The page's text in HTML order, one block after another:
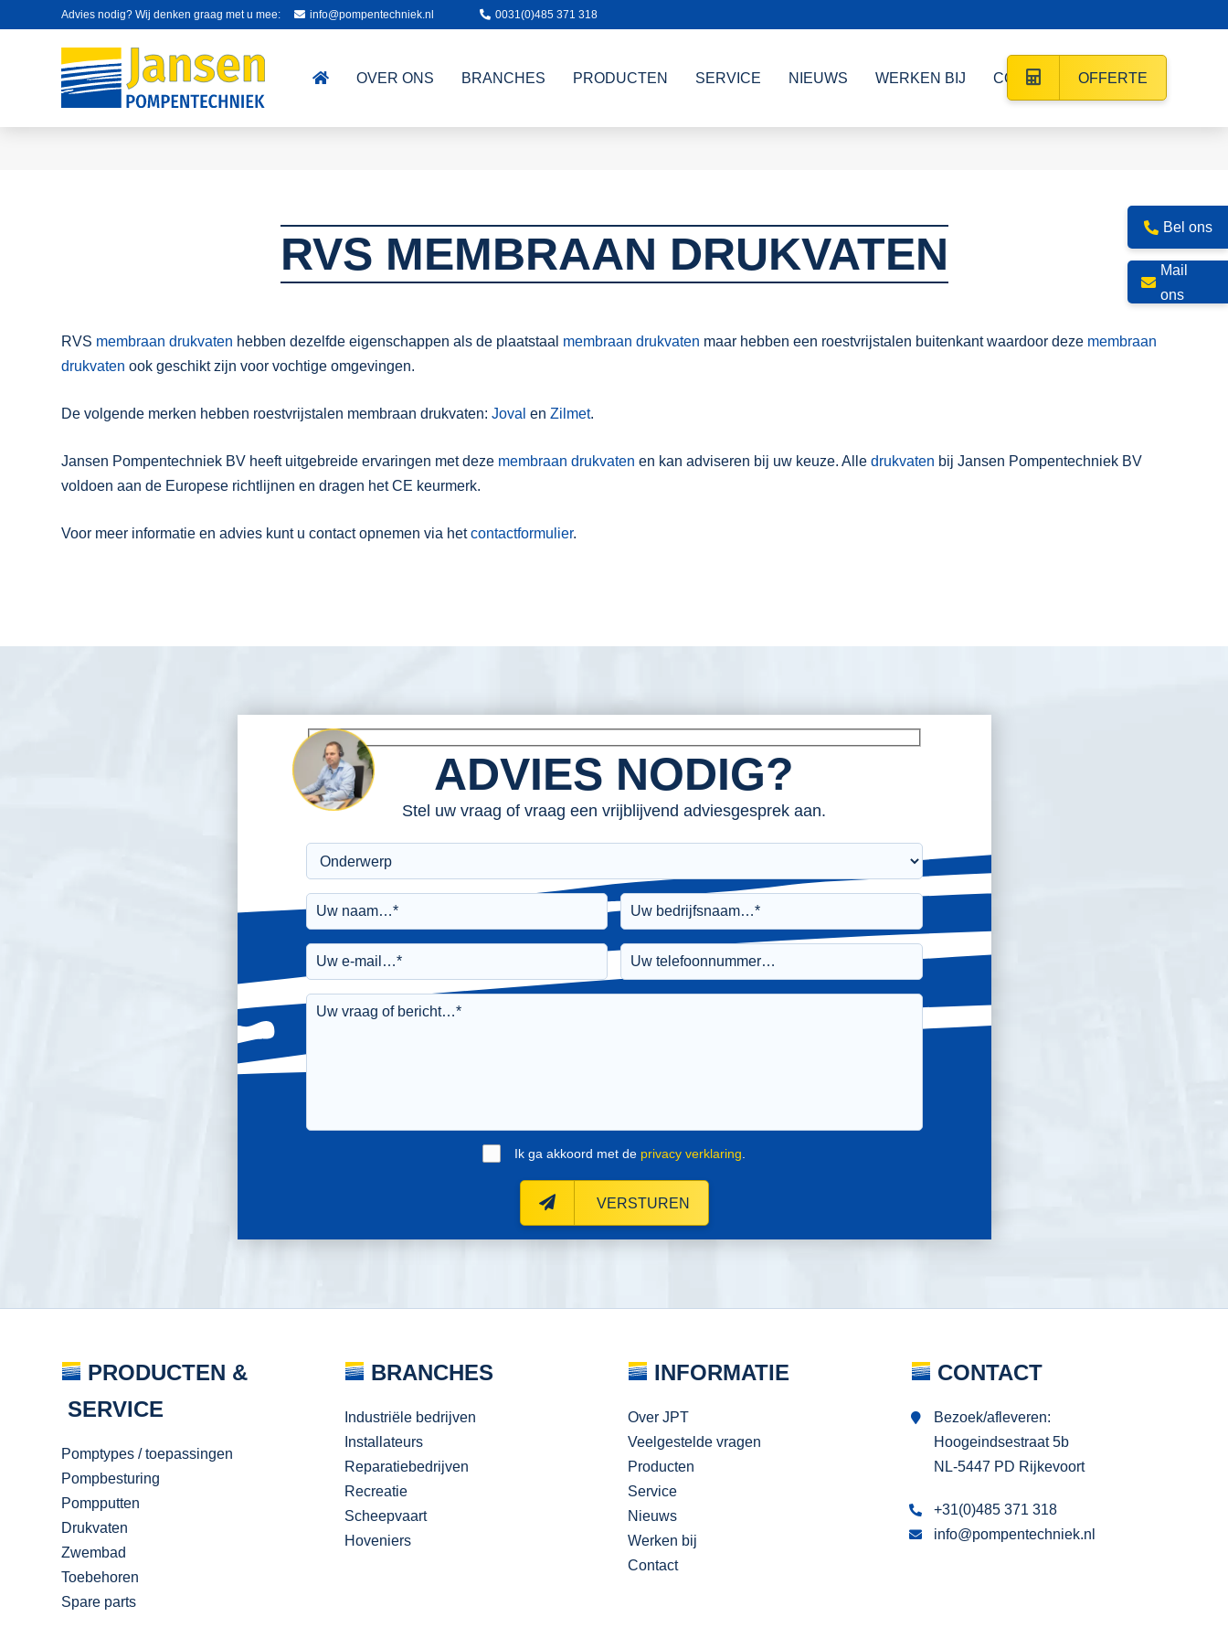
Advies nodig? Wij denken graag met u mee: info@pompentechniek.nl 0031(0)485 371 318
OVER ONS BRANCHES PRODUCTEN SERVICE NIEUWS WERKEN BIJ CONTACT OFFERTE
RVS MEMBRAAN DRUKVATEN
RVS membraan drukvaten hebben dezelfde eigenschappen als de plaatstaal membraan drukvaten maar hebben een roestvrijstalen buitenkant waardoor deze membraan
drukvaten ook geschikt zijn voor vochtige omgevingen.
De volgende merken hebben roestvrijstalen membraan drukvaten: Joval en Zilmet.
Jansen Pompentechniek BV heeft uitgebreide ervaringen met deze membraan drukvaten en kan adviseren bij uw keuze. Alle drukvaten bij Jansen Pompentechniek BV
voldoen aan de Europese richtlijnen en dragen het CE keurmerk.
Voor meer informatie en advies kunt u contact opnemen via hetcontactformulier.
ADVIES NODIG?
Stel uw vraag of vraag een vrijblijvend adviesgesprek aan.
Ik ga akkoord met de privacy verklaring
VERSTUREN
PRODUCTEN &
SERVICE
Pomptypes / toepassingen
Pompbesturing
Pompputten
Drukvaten
Zwembad
Toebehoren
Spare parts
BRANCHES
Industriële bedrijven
Installateurs
Reparatiebedrijven
Recreatie
Scheepvaart
Hoveniers
INFORMATIE
Over JPT
Veelgestelde vragen
Producten
Service
Nieuws
Werken bij
Contact
CONTACT
Bezoek/afleveren:
Hoogeindsestraat 5b
NL-5447 PD Rijkevoort
+31(0)485 371 318
info@pompentechniek.nl
Bel ons
Mail
ons